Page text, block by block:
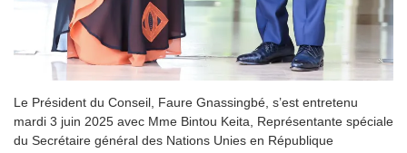
Le Président du Conseil, Faure Gnassingbé, s’est entretenu
mardi 3 juin 2025 avec Mme Bintou Keita, Représentante spéciale
du Secrétaire général des Nations Unies en République